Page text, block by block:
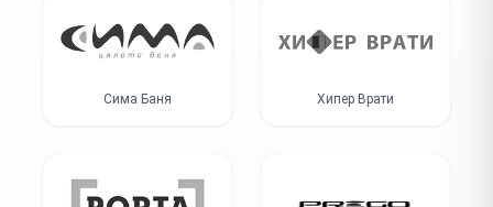
Сима Баня Хипер Врати